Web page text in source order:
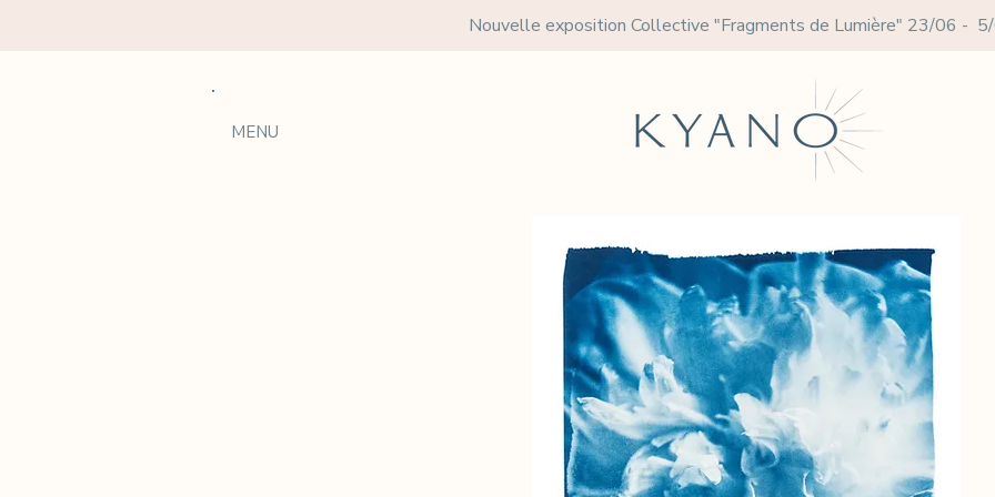
Nouvelle exposition Collective "Fragments de Lumière" 23/06 -
MENU